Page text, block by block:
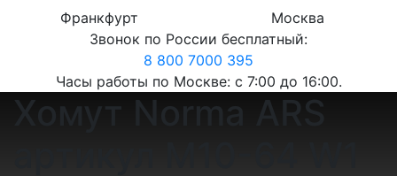
Франкфурт
Звонок по России бесплатный:
8 800 7000 395
Часы работы по Москве: с 7:00 до 16:00.
Москва
Хомут Norma ARS